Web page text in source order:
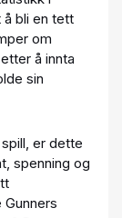
bli en tett
om
å innta
sin
er dette
spenning og